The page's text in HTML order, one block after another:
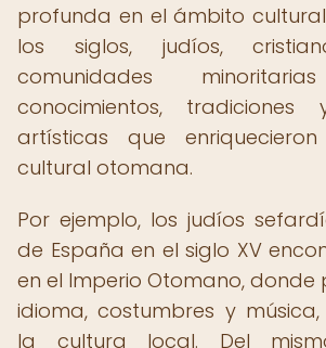
profunda en el ámbito
los siglos, judíos,
comunidades
conocimientos, tradiciones
artísticas que
cultural otomana.
Por ejemplo, los judíos
de España en el siglo XV
en el Imperio Otomano, donde
idioma, costumbres y música,
la cultura local. Del